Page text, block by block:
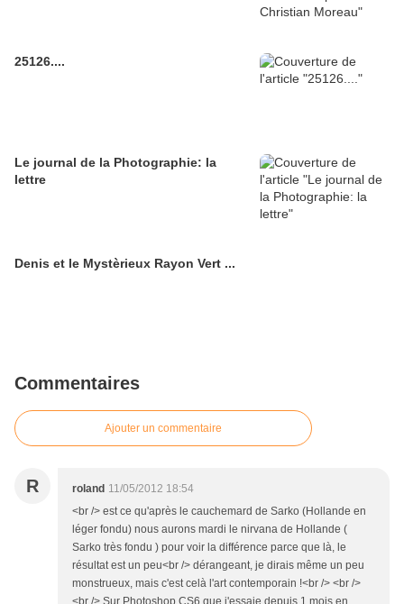
25126....
Le journal de la Photographie: la
lettre
Denis et le Mystèrieux Rayon Vert ...
Commentaires
Ajouter un commentaire
R roland 11/05/2012 18:54
<br /> est ce qu'après le cauchemard de Sarko (Hollande en
léger fondu) nous aurons mardi le nirvana de Hollande (
Sarko très fondu ) pour voir la différence parce que là, le
résultat est un peu<br /> dérangeant, je dirais même un peu
monstrueux, mais c'est celà l'art contemporain !<br /> <br />
<br /> Sur Photoshop CS6 que j'essaie depuis 1 mois en